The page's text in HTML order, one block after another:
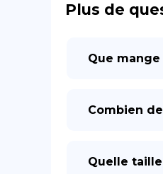
Plus de
Que
Combien
Quelle